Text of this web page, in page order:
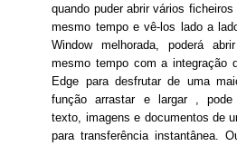
quando puder abrir vários
mesmo tempo e vê-los lado a
Window melhorada, poderá
mesmo tempo com a integração
Edge para desfrutar de uma
função arrastar e largar , pode
texto, imagens e documentos de
para transferência instantânea.